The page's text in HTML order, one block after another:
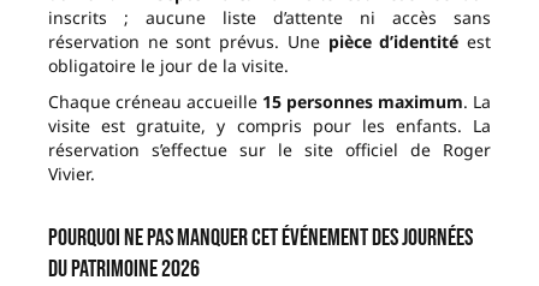
inscrits ; aucune liste d’attente ni accès sans
réservation ne sont prévus. Une pièce d’identité est
obligatoire le jour de la visite.
Chaque créneau accueille 15 personnes maximum. La
visite est gratuite, y compris pour les enfants. La
réservation s’effectue sur le site officiel de Roger
Vivier.
Pourquoi ne pas manquer cet événement des Journées
du Patrimoine 2026